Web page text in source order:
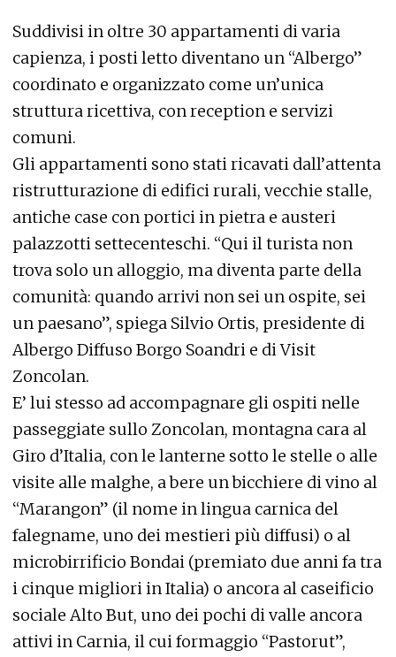
Suddivisi in oltre 30 appartamenti di varia
capienza, i posti letto diventano un “Albergo”
coordinato e organizzato come un’unica
struttura ricettiva, con reception e servizi
comuni.
Gli appartamenti sono stati ricavati dall’attenta
ristrutturazione di edifici rurali, vecchie stalle,
antiche case con portici in pietra e austeri
palazzotti settecenteschi. “Qui il turista non
trova solo un alloggio, ma diventa parte della
comunità: quando arrivi non sei un ospite, sei
un paesano”, spiega Silvio Ortis, presidente di
Albergo Diffuso Borgo Soandri e di Visit
Zoncolan.
E’ lui stesso ad accompagnare gli ospiti nelle
passeggiate sullo Zoncolan, montagna cara al
Giro d’Italia, con le lanterne sotto le stelle o alle
visite alle malghe, a bere un bicchiere di vino al
“Marangon” (il nome in lingua carnica del
falegname, uno dei mestieri più diffusi) o al
microbirrificio Bondai (premiato due anni fa tra
i cinque migliori in Italia) o ancora al caseificio
sociale Alto But, uno dei pochi di valle ancora
attivi in Carnia, il cui formaggio “Pastorut”,